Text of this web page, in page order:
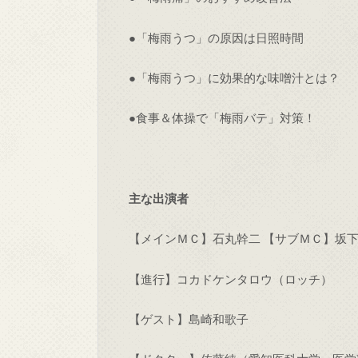
●「梅雨うつ」の原因は日照時間
●「梅雨うつ」に効果的な味噌汁とは？
●食事＆体操で「梅雨バテ」対策！
主な出演者
【メインＭＣ】石丸幹二 【サブＭＣ】坂
【進行】コカドケンタロウ（ロッチ）
【ゲスト】島崎和歌子